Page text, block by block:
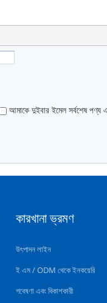
আমাকে দুইবার ইমেল সর্বশেষ পণ্য
কারখানা ভ্রমণ
উৎপাদন লাইন
ই এম / ODM থেকে ইনকয়েরি
গবেষণা এবং বিকাশকারী